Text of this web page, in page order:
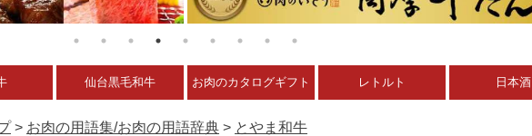
仙台黒毛和牛 お肉のカタログギフト レトルト 日本酒
> お肉の用語集/お肉の用語辞典 > とやま和牛